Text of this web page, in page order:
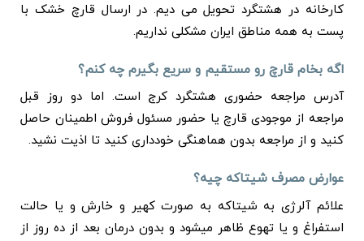
کارخانه در هشتگرد تحویل می دیم. در ارسال قارچ خشک با
پست به همه مناطق ایران مشکلی نداریم.
اگه بخام قارچ رو مستقیم و سریع بگیرم چه کنم؟
آدرس مراجعه حضوری هشتگرد کرج است. اما دو روز قبل
مراجعه از موجودی قارچ یا حضور مسئول فروش اطمینان حاصل
کنید و از مراجعه بدون هماهنگی خودداری کنید تا اذیت نشید.
عوارض مصرف شیتاکه چیه؟
علائم آلرژی به شیتاکه به صورت کهیر و خارش و یا حالت
استفراغ و یا تهوع ظاهر میشود و بدون درمان بعد از ده روز از